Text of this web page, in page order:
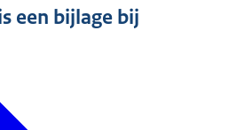
een bijlage bij